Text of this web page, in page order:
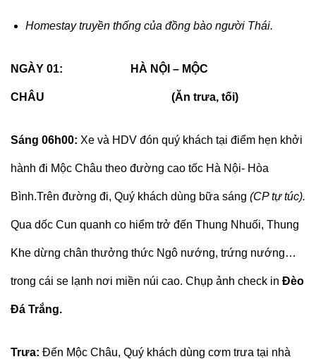
Homestay truyền thống của đồng bào người Thái.
NGÀY 01: HÀ NỘI – MỘC
CHÂU (Ăn trưa, tối)
Sáng 06h00: Xe và HDV đón quý khách tại điểm hẹn khởi
hành đi Mộc Châu theo đường cao tốc Hà Nội- Hòa
Bình.Trên đường đi, Quý khách dùng bữa sáng (CP tự túc).
Qua dốc Cun quanh co hiểm trở đến Thung Nhuối, Thung
Khe dừng chân thưởng thức Ngô nướng, trứng nướng…
trong cái se lạnh nơi miền núi cao. Chụp ảnh check in Đèo
Đá Trắng.
Trưa: Đến Mộc Châu, Quý khách dùng cơm trưa tại nhà